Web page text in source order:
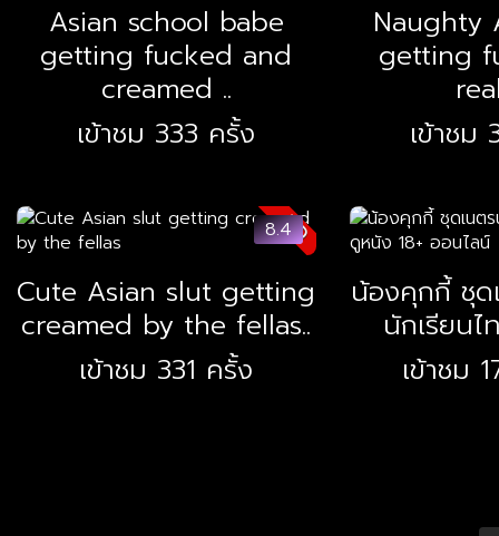
Asian school babe
getting fucked and
creamed ..
เข้าชม 333 ครั้ง
Naughty
getting
เข้าชม
8.4HD
Cute Asian slut getting
creamed by the fellas..
เข้าชม 331 ครั้ง
น้องคุกกี้ ชุด
นักเรียน
เข้าชม